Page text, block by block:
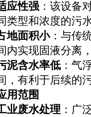
应性强 ：该设备
类型和浓度的污
地面积小：与传
内实现固液分离
泥含水率低 ：气
，有利于后续的
用范围
业废水处理 ：广